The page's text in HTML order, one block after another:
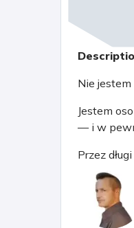
Nie jestem
Jestem
— i w
Przez
a